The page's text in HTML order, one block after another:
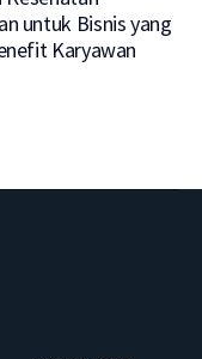
untuk Bisnis yang
Karyawan